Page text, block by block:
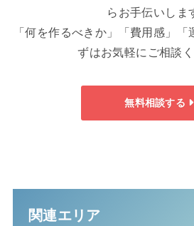
らお手伝いしま
「何を作るべきか」「費用感」「
ずはお気軽にご相談く
無料相談する
関連エリア